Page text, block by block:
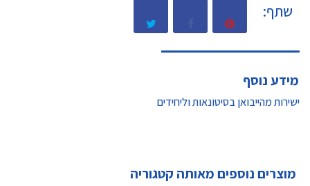
שתף:
מידע נוסף
ישירות מהייבואן בסיטונאות וליחידים
מוצרים נוספים מאותה קטגוריה